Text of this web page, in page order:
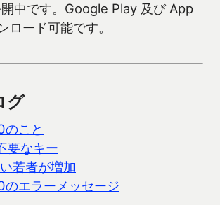
開中です。Google Play 及び App
ロード可能です。
グ
こと
要なキー
若者が増加
エラーメッセージ